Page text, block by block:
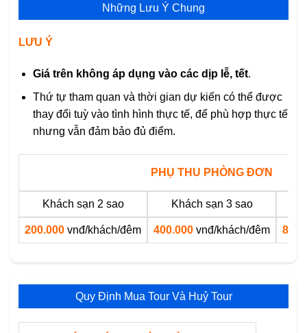
Những Lưu Ý Chung
LƯU Ý
Giá trên không áp dụng vào các dịp lễ, tết.
Thứ tự tham quan và thời gian dự kiến có thể được
thay đổi tuỳ vào tình hình thực tế, để phù hợp thực tế
nhưng vẫn đảm bảo đủ điểm.
PHỤ THU PHÒNG ĐƠN
Khách sạn 2 sao Khách sạn 3 sao
200.000 vnđ/khách/đêm 400.000 vnđ/khách/đêm
Quy Định Mua Tour Và Huỷ Tour